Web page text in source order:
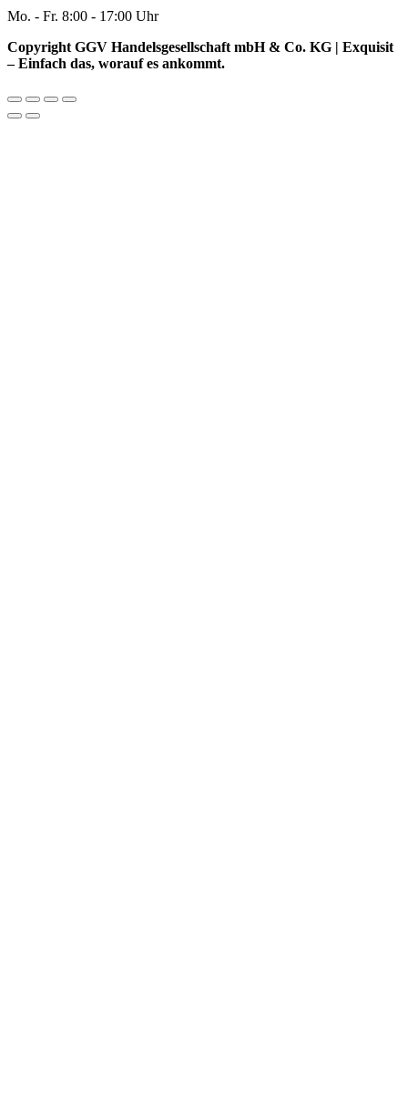
Mo. - Fr. 8:00 - 17:00 Uhr
Copyright GGV Handelsgesellschaft mbH & Co. KG | Exquisit
– Einfach das, worauf es ankommt.